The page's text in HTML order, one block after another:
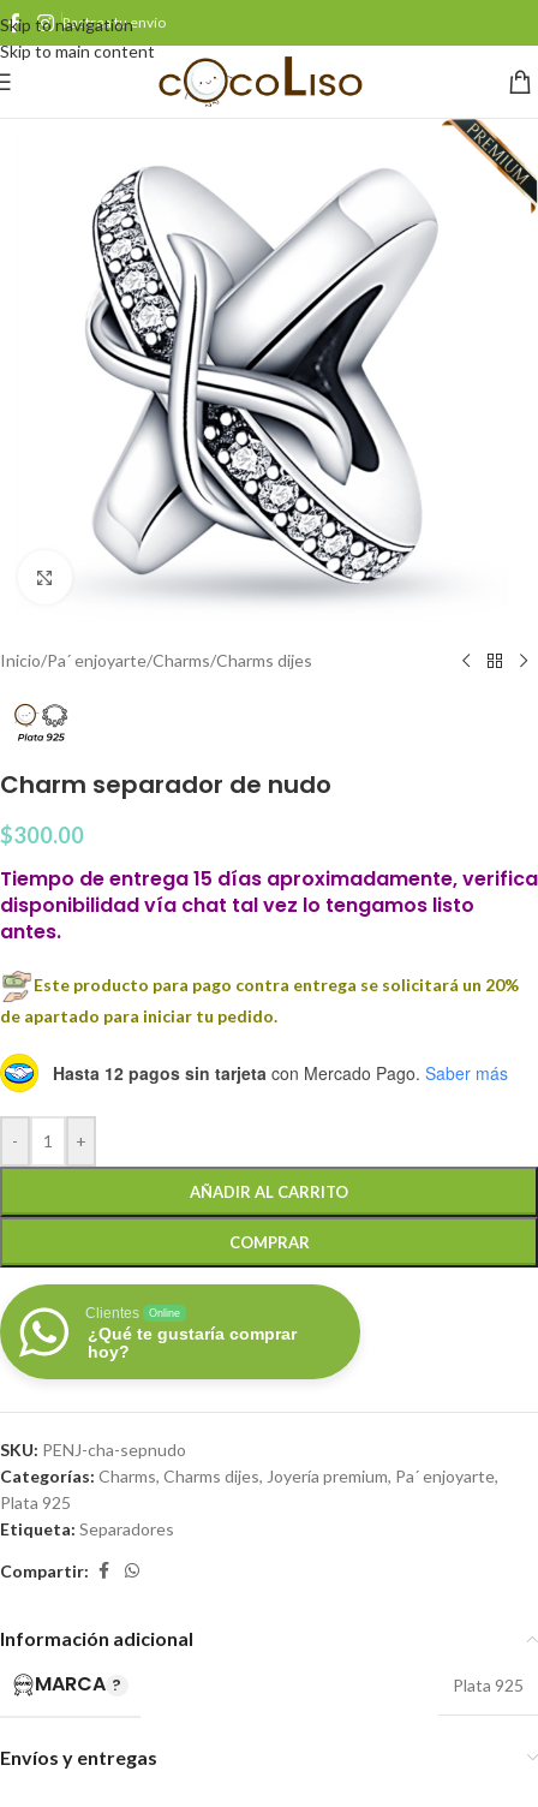
Skip to navigation
Skip to main content
Rastrea tu envío
Clic para agrandar
Inicio/Pa´ enjoyarte/Charms/Charms dijes
Charm separador de nudo
$300.00
Tiempo de entrega 15 días aproximadamente, verifica
disponibilidad vía chat tal vez lo tengamos listo
antes.
Este producto para pago contra entrega se solicitará un 20%
de apartado para iniciar tu pedido.
Hasta 12 pagos sin tarjeta con Mercado Pago. Saber más
- +
AÑADIR AL CARRITO
COMPRAR
Clientes Online
¿Qué te gustaría comprar
hoy?
SKU: PENJ-cha-sepnudo
Categorías: Charms, Charms dijes, Joyería premium, Pa´ enjoyarte,
Plata 925
Etiqueta: Separadores
Compartir:
Información adicional
MARCA Plata 925
Envíos y entregas